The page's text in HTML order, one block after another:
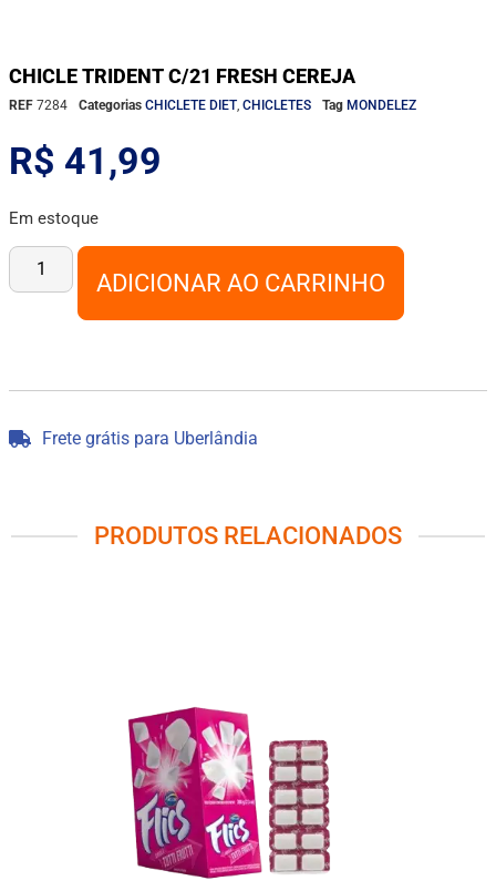
CHICLE TRIDENT C/21 FRESH CEREJA
REF 7284 Categorias CHICLETE DIET CHICLETES Tag MONDELEZ
R$ 41,99
Em estoque
ADICIONAR AO CARRINHO
Frete grátis para Uberlândia
PRODUTOS RELACIONADOS